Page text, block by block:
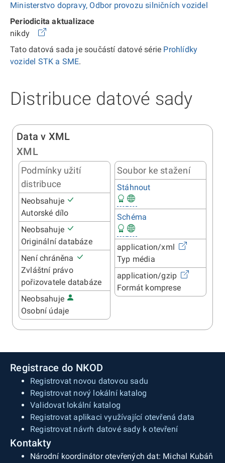
Ministerstvo dopravy, Odbor provozu silničních vozidel
Periodicita aktualizace
nikdy
Tato datová sada je součástí datové série Prohlídky
vozidel STK a SME.
Distribuce datové sady
Data v XML
XML
Podmínky užití
distribuce
Neobsahuje
Autorské dílo
Neobsahuje
Originální databáze
Není chráněna
Zvláštní právo
pořizovatele databáze
Neobsahuje
Osobní údaje
Soubor ke stažení
Stáhnout
Schéma
application/xml
Typ média
application/gzip
Formát komprese
Registrace do NKOD
Registrovat novou datovou sadu
Registrovat nový lokální katalog
Validovat lokální katalog
Registrovat aplikaci využívající otevřená data
Registrovat návrh datové sady k otevření
Kontakty
Národní koordinátor otevřených dat: Michal Kubáň